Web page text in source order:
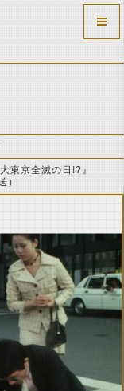
東京全滅の日!?』
）